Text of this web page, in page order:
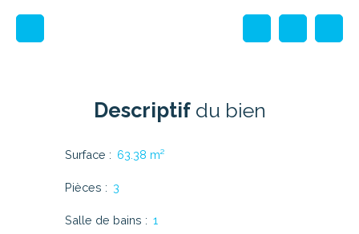
Descriptifdu bien
Surface : 63.38 m²
Pièces : 3
Salle de bains : 1